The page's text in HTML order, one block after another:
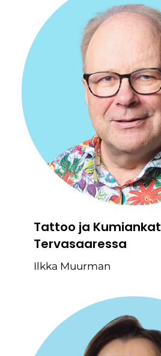
Tattoo ja Kumiankat
Tervasaaressa
Ilkka Muurman